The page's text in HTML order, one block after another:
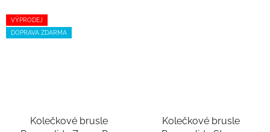
VÝPRODEJ
DOPRAVA ZDARMA
Kolečkové brusle
Kolečkové brusle